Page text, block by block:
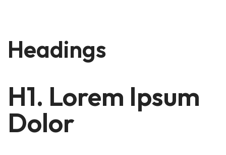
Headings
H1. Lorem Ipsum
Dolor